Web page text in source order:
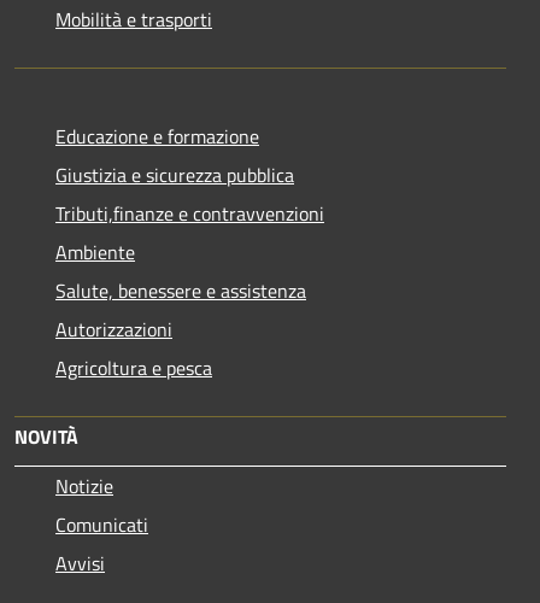
Mobilità e trasporti
Educazione e formazione
Giustizia e sicurezza pubblica
Tributi,finanze e contravvenzioni
Ambiente
Salute, benessere e assistenza
Autorizzazioni
Agricoltura e pesca
NOVITÀ
Notizie
Comunicati
Avvisi